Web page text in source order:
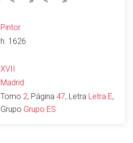
Pintor
h. 1626
XVII
Madrid
Tomo 2, Página 47, Letra Letra E,
Grupo Grupo ES